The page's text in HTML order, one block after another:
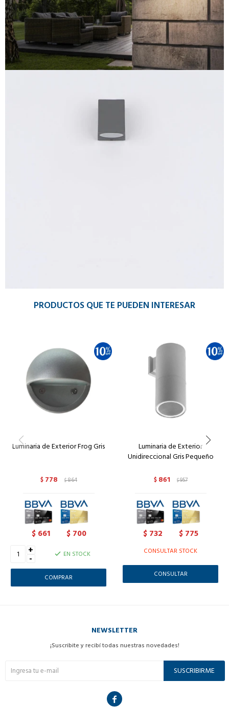
PRODUCTOS QUE TE PUEDEN INTERESAR
Luminaria de Exterior Frog Gris
$ 778 $864
$ 661 $ 700
+
- EN STOCK
Luminaria de Exterior
Unidireccional Gris Pequeño
$ 861 $957
$ 732 $ 775
CONSULTAR STOCK
CONSULTAR
NEWSLETTER
¡Suscribite y recibí todas nuestras novedades!
SUSCRIBIRME
